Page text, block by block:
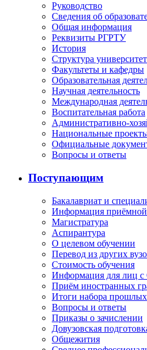
Руководство
Сведения об
Общая информация
Реквизиты РГРТУ
История
Структура
Факультеты и кафедры
Образовательная
Научная деятельность
Международная
Воспитательная работа
Административно-
Национальные
Официальные
Вопросы и ответы
Поступающим
Бакалавриат и
Информация
Магистратура
Аспирантура
О целевом обучении
Перевод из других
Стоимость обучения
Информация для лиц
Приём иностранных
Итоги набора прошлых
Вопросы и ответы
Приказы о зачислении
Довузовская
Общежития